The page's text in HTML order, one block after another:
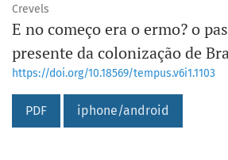
Crevels
E no começo era o ermo? o
presente da colonização de
https://doi.org/10.18569/tempus.v6i1.1103
PDF iphone/android